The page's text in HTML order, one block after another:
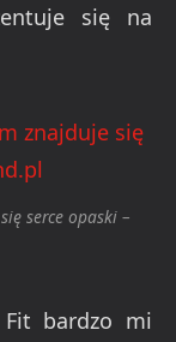
się na
serce opaski –
Fit bardzo mi